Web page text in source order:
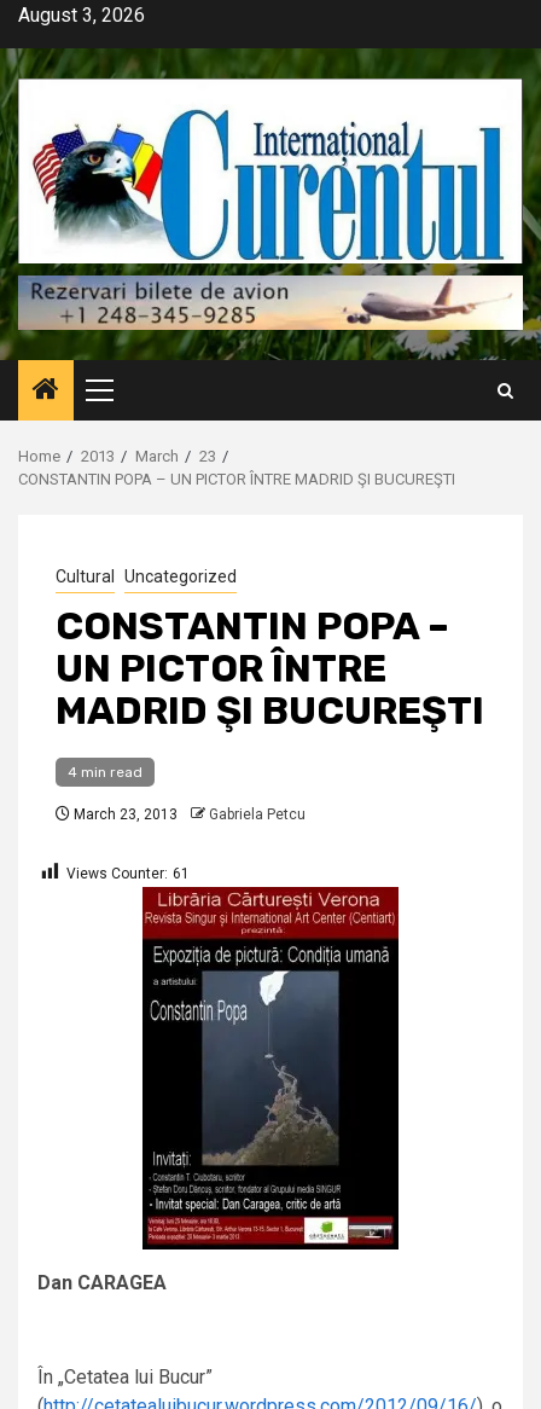
Skip
content
August 3, 2026
Primary
Menu
Home 2013 March
23
CONSTANTIN POPA – UN PICTOR ÎNTRE MADRID ŞI BUCUREŞTI
Cultural Uncategorized
CONSTANTIN POPA –
UN PICTOR ÎNTRE
MADRID ŞI BUCUREŞTI
4 min read
March 23, 2013 Gabriela Petcu
Views Counter: 61
Dan CARAGEA
În „Cetatea lui Bucur”